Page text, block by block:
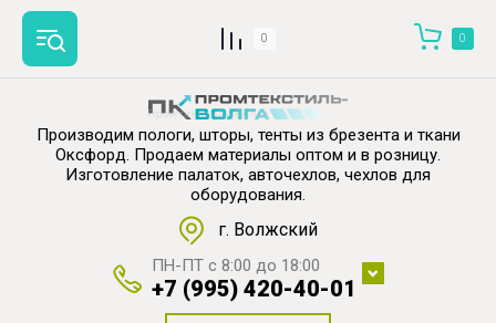
0 0
Производим пологи, шторы, тенты из брезентаи ткани
Оксфорд. Продаем материалы оптом и в розницу.
Изготовление палаток, авточехлов, чехлов для
оборудования.
г. Волжский
ПН-ПТ с 8:00 до 18:00
+7 (995) 420-40-01